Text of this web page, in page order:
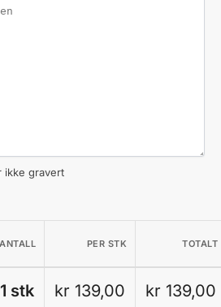
ikke gravert
ANTALL PER STK TOTALT
1 stk kr 139,00 kr 139,00